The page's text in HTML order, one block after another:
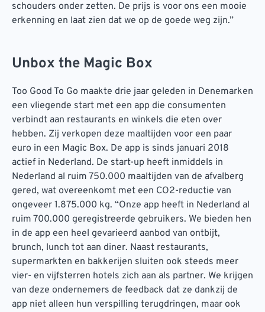
schouders onder zetten. De prijs is voor ons een mooie
erkenning en laat zien dat we op de goede weg zijn.”
Unbox the Magic Box
Too Good To Go maakte drie jaar geleden in Denemarken
een vliegende start met een app die consumenten
verbindt aan restaurants en winkels die eten over
hebben. Zij verkopen deze maaltijden voor een paar
euro in een Magic Box. De app is sinds januari 2018
actief in Nederland. De start-up heeft inmiddels in
Nederland al ruim 750.000 maaltijden van de afvalberg
gered, wat overeenkomt met een CO2-reductie van
ongeveer 1.875.000 kg. “Onze app heeft in Nederland al
ruim 700.000 geregistreerde gebruikers. We bieden hen
in de app een heel gevarieerd aanbod van ontbijt,
brunch, lunch tot aan diner. Naast restaurants,
supermarkten en bakkerijen sluiten ook steeds meer
vier- en vijfsterren hotels zich aan als partner. We krijgen
van deze ondernemers de feedback dat ze dankzij de
app niet alleen hun verspilling terugdringen, maar ook